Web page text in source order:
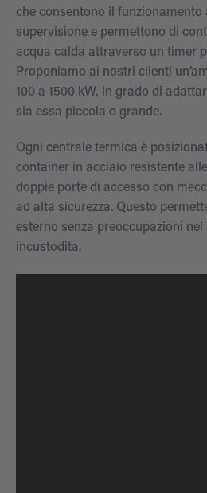
che consentono il funzionamento
supervisione e permettono di
acqua calda attraverso un timer
Proponiamo ai nostri clienti
100 a 1500 kW, in grado di
sia essa piccola o grande.
Ogni centrale termica è
container in acciaio resistente
doppie porte di accesso con
ad alta sicurezza. Questo
esterno senza preoccupazioni
incustodita.